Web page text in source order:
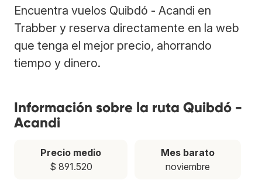
Encuentra vuelos Quibdó - Acandi en
Trabber y reserva directamente en la web
que tenga el mejor precio, ahorrando
tiempo y dinero.
Información sobre la ruta Quibdó -
Acandi
Precio medio
$ 891.520
Mes barato
noviembre